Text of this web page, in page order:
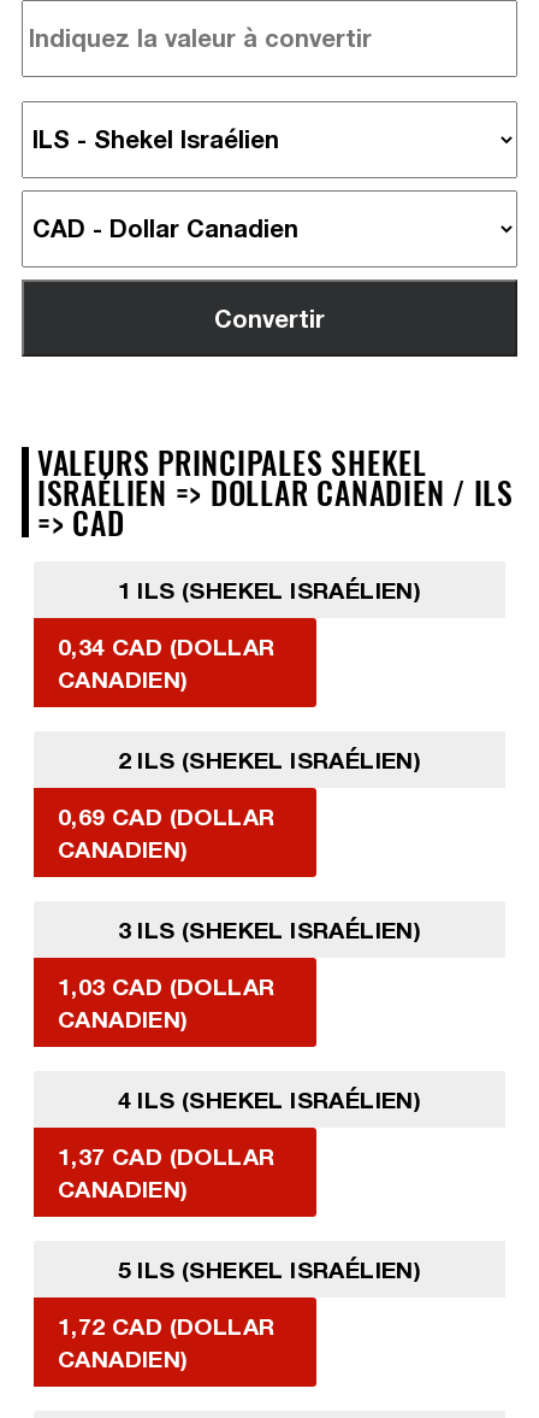
VALEURS PRINCIPALES SHEKEL
ISRAÉLIEN => DOLLAR CANADIEN / ILS
=> CAD
1 ILS (SHEKEL ISRAÉLIEN)
0,34 CAD (DOLLAR
CANADIEN)
2 ILS (SHEKEL ISRAÉLIEN)
0,69 CAD (DOLLAR
CANADIEN)
3 ILS (SHEKEL ISRAÉLIEN)
1,03 CAD (DOLLAR
CANADIEN)
4 ILS (SHEKEL ISRAÉLIEN)
1,37 CAD (DOLLAR
CANADIEN)
5 ILS (SHEKEL ISRAÉLIEN)
1,72 CAD (DOLLAR
CANADIEN)